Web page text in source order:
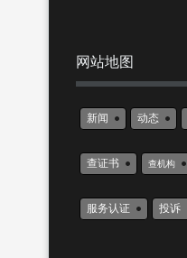
网站地图
新闻 动态
查证书 查机构
服务认证 投诉